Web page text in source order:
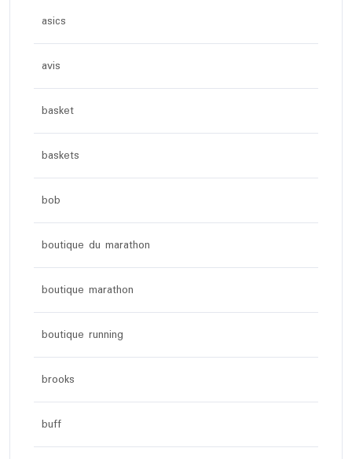
asics
avis
basket
baskets
bob
boutique du marathon
boutique marathon
boutique running
brooks
buff